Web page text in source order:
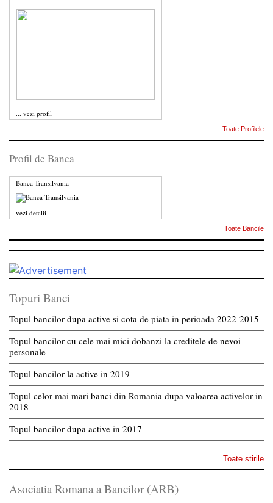
... vezi profil
Toate Profilele
Profil de Banca
Banca Transilvania
vezi detalii
Toate Bancile
Topuri Banci
Topul bancilor dupa active si cota de piata in perioada 2022-2015
Topul bancilor cu cele mai mici dobanzi la creditele de nevoi
personale
Topul bancilor la active in 2019
Topul celor mai mari banci din Romania dupa valoarea activelor in
2018
Topul bancilor dupa active in 2017
Toate stirile
Asociatia Romana a Bancilor (ARB)